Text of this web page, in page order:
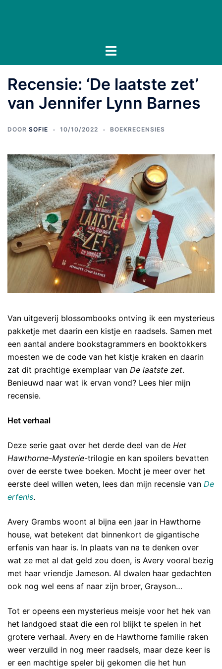
Toggle
Recensie: ‘De laatste zet’
van Jennifer Lynn Barnes
DOOR SOFIE 10/10/2022 BOEKRECENSIES
Van uitgeverij blossombooks ontving ik een mysterieus
pakketje met daarin een kistje en raadsels. Samen met
een aantal andere bookstagrammers en booktokkers
moesten we de code van het kistje kraken en daarin
zat dit prachtige exemplaar van De laatste zet.
Benieuwd naar wat ik ervan vond? Lees hier mijn
recensie.
Het verhaal
Deze serie gaat over het derde deel van de Het
Hawthorne-Mysterie-trilogie en kan spoilers bevatten
over de eerste twee boeken. Mocht je meer over het
eerste deel willen weten, lees dan mijn recensie van De
erfenis.
Avery Grambs woont al bijna een jaar in Hawthorne
house, wat betekent dat binnenkort de gigantische
erfenis van haar is. In plaats van na te denken over
wat ze met al dat geld zou doen, is Avery vooral bezig
met haar vriendje Jameson. Al dwalen haar gedachten
ook nog wel eens af naar zijn broer, Grayson…
Tot er opeens een mysterieus meisje voor het hek van
het landgoed staat die een rol blijkt te spelen in het
grotere verhaal. Avery en de Hawthorne familie raken
weer verzuild in nog meer raadsels, maar deze keer is
er een machtige speler bij gekomen die het hun